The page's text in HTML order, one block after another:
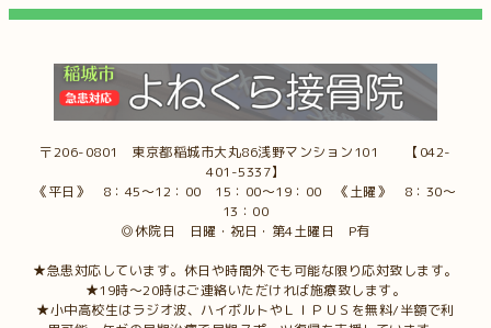
〒206-0801 東京都稲城市大丸86浅野マンション101 【042-
401-5337】
《平日》 8：45～12：00 15：00～19：00 《土曜》 8：30～
13：00
◎休院日 日曜・祝日・第4土曜日 P有
★急患対応しています。休日や時間外でも可能な限り応対致します。
★19時～20時はご連絡いただければ施療致します。
★小中高校生はラジオ波、ハイボルトやＬＩＰＵＳを無料/半額で利